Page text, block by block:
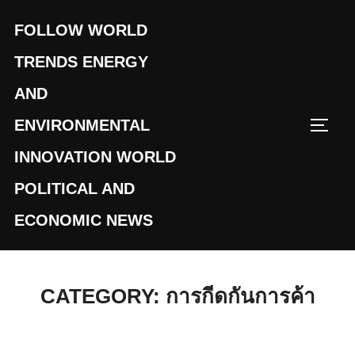
content
FOLLOW WORLD
TRENDS ENERGY
AND
ENVIRONMENTAL
INNOVATION WORLD
POLITICAL AND
ECONOMIC NEWS
CATEGORY: การกีดกันการค้า